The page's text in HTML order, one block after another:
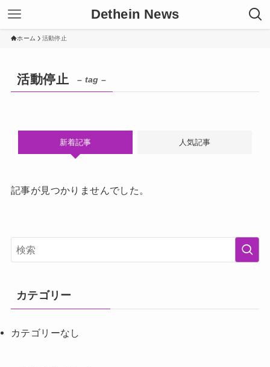
Dethein News
ホーム 活動停止
活動停止 – tag –
新着記事 人気記事
記事が見つかりませんでした。
カテゴリー
カテゴリーなし